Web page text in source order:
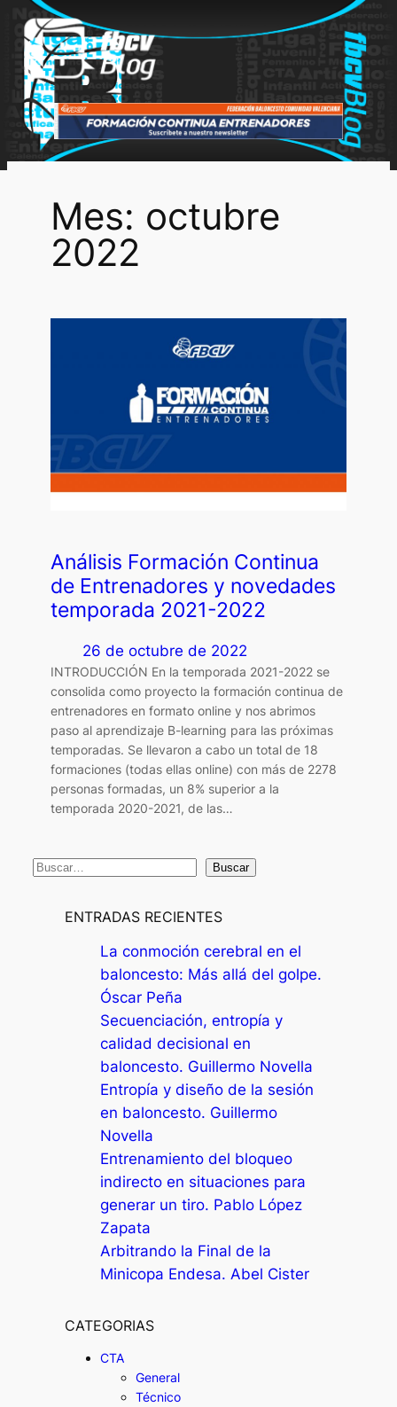
Saltar
contenido
Mes: octubre
2022
Análisis Formación Continua
de Entrenadores y novedades
temporada 2021-2022
26 de octubre de 2022
INTRODUCCIÓN En la temporada 2021-2022 se
consolida como proyecto la formación continua de
entrenadores en formato online y nos abrimos
paso al aprendizaje B-learning para las próximas
temporadas. Se llevaron a cabo un total de 18
formaciones (todas ellas online) con más de 2278
personas formadas, un 8% superior a la
temporada 2020-2021, de las…
B
Buscar
ENTRADAS RECIENTES
La conmoción cerebral en el
baloncesto: Más allá del golpe.
Óscar Peña
Secuenciación, entropía y
calidad decisional en
baloncesto. Guillermo Novella
Entropía y diseño de la sesión
en baloncesto. Guillermo
Novella
Entrenamiento del bloqueo
indirecto en situaciones para
generar un tiro. Pablo López
Zapata
Arbitrando la Final de la
Minicopa Endesa. Abel Cister
CATEGORIAS
CTA
General
Técnico